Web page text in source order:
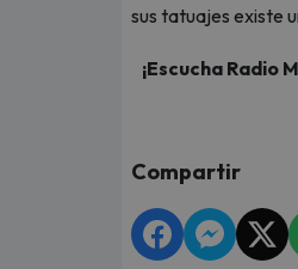
sus tatuajes existe
¡Escucha Radio
Compartir